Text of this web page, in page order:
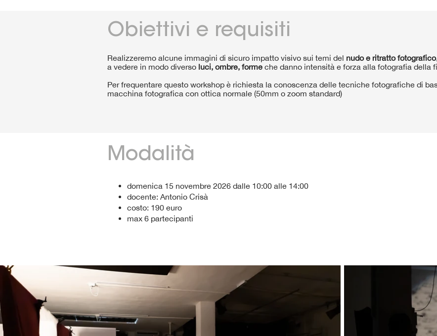
Obiettivi e requisiti
Realizzeremo alcune immagini di sicuro impatto visivo sui temi del nudo e ritratto fotografico
a vedere in modo diverso luci, ombre, forme che danno intensità e forza alla fotografia della
Per frequentare questo workshop è richiesta la conoscenza delle tecniche fotografiche di
macchina fotografica con ottica normale (50mm o zoom standard)
Modalità
domenica 15 novembre 2026 dalle 10:00 alle 14:00
docente: Antonio Crisà
costo: 190 euro
max 6 partecipanti